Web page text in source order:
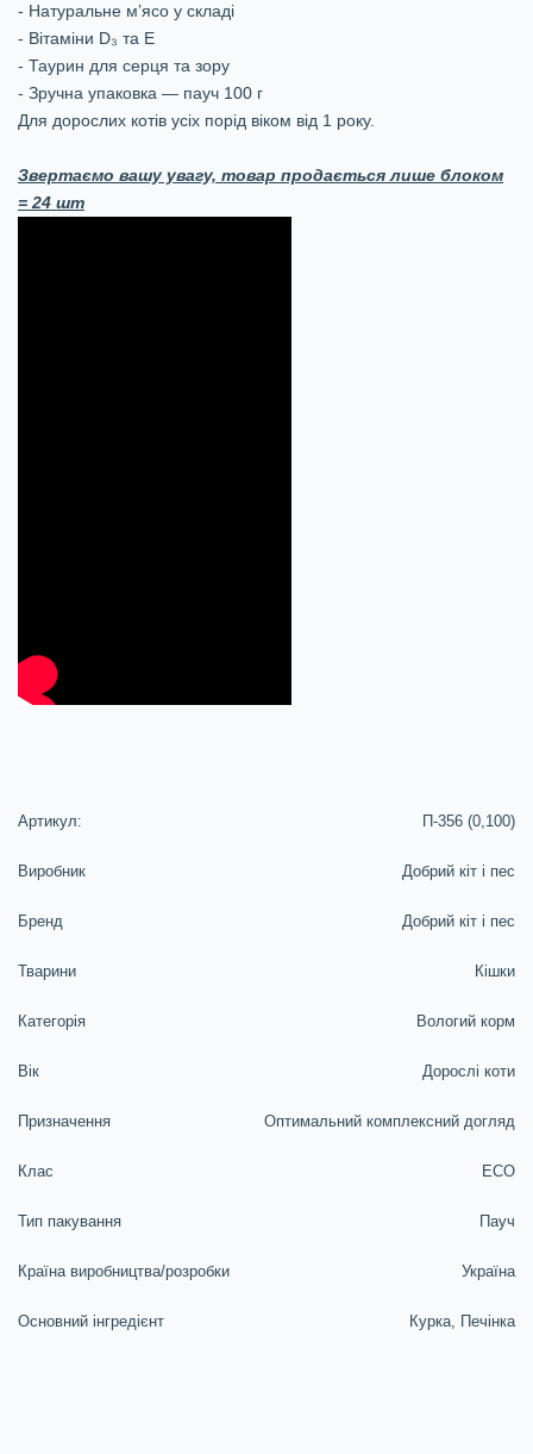
- Натуральне м’ясо у складі
- Вітаміни D₃ та Е
- Таурин для серця та зору
- Зручна упаковка — пауч 100 г
Для дорослих котів усіх порід віком від 1 року.
Звертаємо вашу увагу, товар продається лише блоком
= 24 шт
Артикул: П-356 (0,100)
Виробник Добрий кiт i пес
Бренд Добрий кiт i пес
Тварини Кішки
Категорія Вологий корм
Вік Дорослі коти
Призначення Оптимальний комплексний догляд
Клас EСO
Тип пакування Пауч
Країна виробництва/розробки Україна
Основний інгредієнт Курка, Печінка